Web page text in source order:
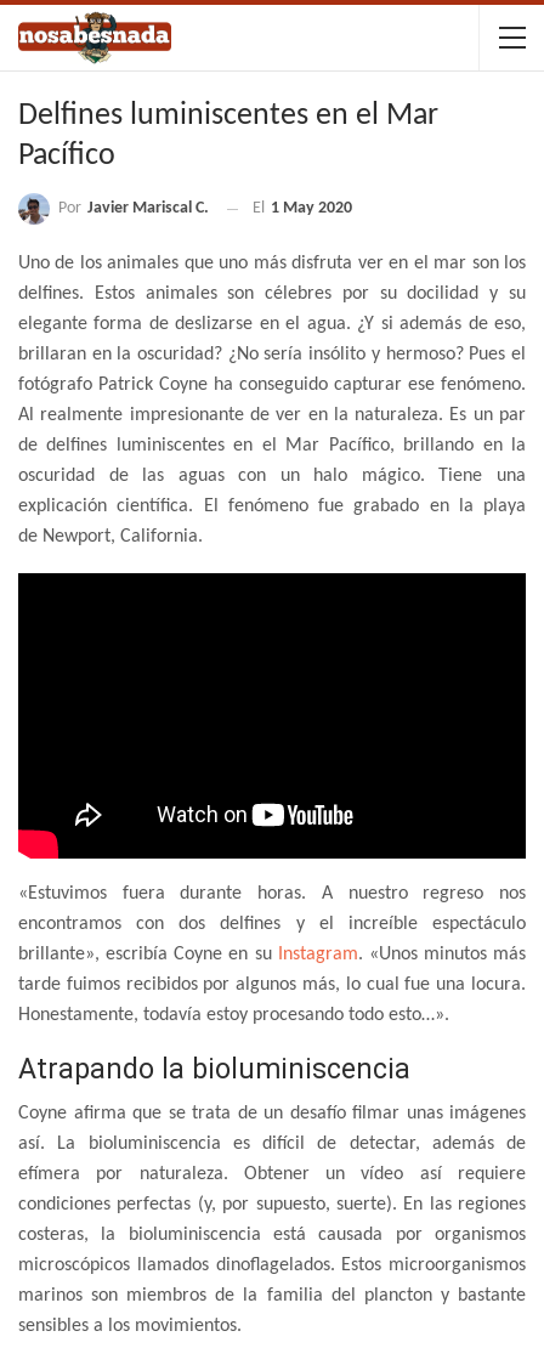
Delfines luminiscentes en el Mar
Pacífico
Por Javier Mariscal C. El 1 May 2020
Uno de los animales que uno más disfruta ver en el mar son los
delfines. Estos animales son célebres por su docilidad y su
elegante forma de deslizarse en el agua. ¿Y si además de eso,
brillaran en la oscuridad? ¿No sería insólito y hermoso? Pues el
fotógrafo Patrick Coyne ha conseguido capturar ese fenómeno.
Al realmente impresionante de ver en la naturaleza. Es un par
de delfines luminiscentes en el Mar Pacífico, brillando en la
oscuridad de las aguas con un halo mágico. Tiene una
explicación científica. El fenómeno fue grabado en la playa
de Newport, California.
«Estuvimos fuera durante horas. A nuestro regreso nos
encontramos con dos delfines y el increíble espectáculo
brillante», escribía Coyne en su Instagram. «Unos minutos más
tarde fuimos recibidos por algunos más, lo cual fue una locura.
Honestamente, todavía estoy procesando todo esto…».
Atrapando la bioluminiscencia
Coyne afirma que se trata de un desafío filmar unas imágenes
así. La bioluminiscencia es difícil de detectar, además de
efímera por naturaleza. Obtener un vídeo así requiere
condiciones perfectas (y, por supuesto, suerte). En las regiones
costeras, la bioluminiscencia está causada por organismos
microscópicos llamados dinoflagelados. Estos microorganismos
marinos son miembros de la familia del plancton y bastante
sensibles a los movimientos.